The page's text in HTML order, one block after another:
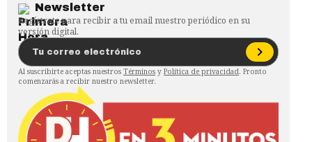
Newsletter
Regístrate para recibir a tu email nuestro periódico en su
versión digital.
Al suscribirte aceptas nuestros Términos y Política de privacidad. Pronto
comenzarás a recibir nuestro newsletter.